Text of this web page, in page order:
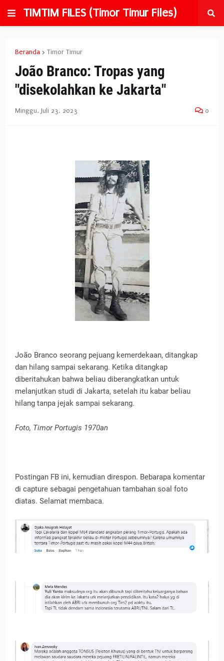
TIMTIM FILES (Timor Timur Files)
Beranda Timor Timur
João Branco: Tropas yang
"disekolahkan ke Jakarta"
Minggu, Juli 23, 2023 0
João Branco seorang pejuang kemerdekaan, ditangkap
dan hilang sampai sekarang. Ketika ditangkap
diberitahukan bahwa beliau diberangkatkan untuk
melanjutkan studi di Jakarta, setelah itu kabar beliau
hilang tanpa jejak sampai sekarang.
Foto, Timor Portugis 1970an
Postingan FB ini, kemudian direspon. Bebarapa komentar
di capture sebagai pengetahuan tambahan soal foto
diatas. Selamat membaca.